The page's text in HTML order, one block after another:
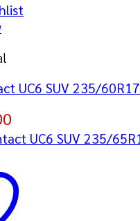
UC6 SUV 235/60R17